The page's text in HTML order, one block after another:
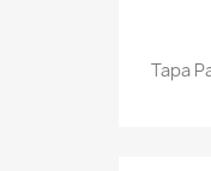
Tapa